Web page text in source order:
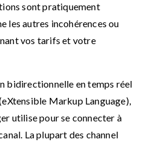
sont pratiquement
les autres incohérences ou
vos tarifs et votre
bidirectionnelle en temps réel
Markup Language),
utilise pour se connecter à
La plupart des channel